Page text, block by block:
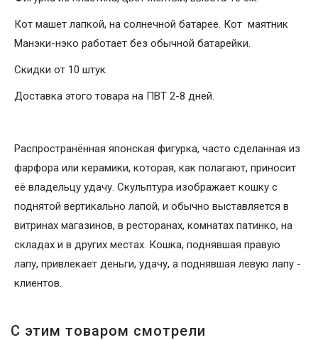
Кот машет лапкой, на солнечной батарее. Кот маятник
Манэки-нэко работает без обычной батарейки.
Скидки от 10 штук.
Доставка этого товара на ПВТ 2-8 дней.
Распространённая японская фигурка, часто сделанная из
фарфора или керамики, которая, как полагают, приносит
её владельцу удачу. Скульптура изображает кошку с
поднятой вертикально лапой, и обычно выставляется в
витринах магазинов, в ресторанах, комнатах патинко, на
складах и в других местах. Кошка, поднявшая правую
лапу, привлекает деньги, удачу, а поднявшая левую лапу -
клиентов.
С этим товаром смотрели